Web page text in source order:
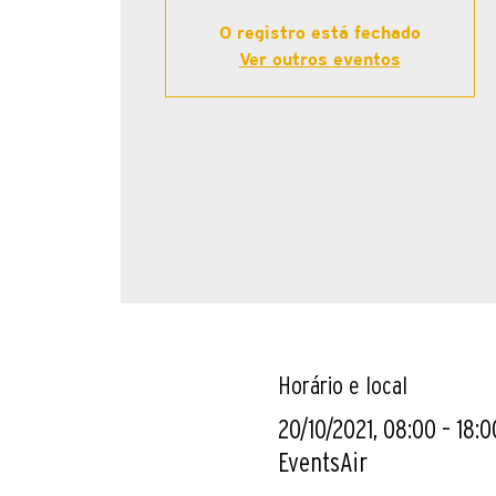
O registro está fechado
Ver outros eventos
Horário e local
20/10/2021, 08:00 –
EventsAir